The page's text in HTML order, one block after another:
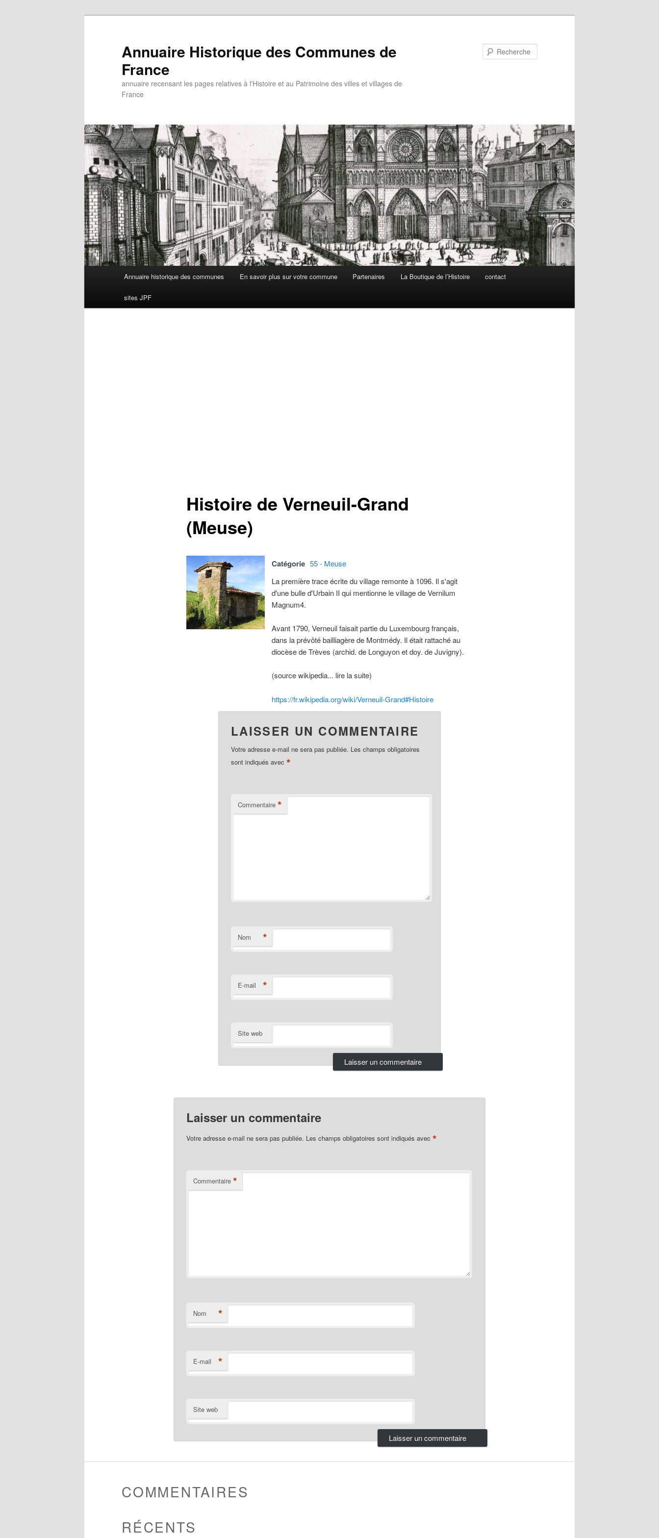
Annuaire Historique des Communes de
France
annuaire recensant les pages relatives à l'Histoire et au Patrimoine des villes et villages de
France
principal
Annuaire historique des communes En savoir plus sur votre commune Partenaires La Boutique de l’Histoire contact
sites JPF
Histoire de Verneuil-Grand
(Meuse)
Catégorie 55 - Meuse
La première trace écrite du village remonte à 1096. Il s'agit
d'une bulle d'Urbain II qui mentionne le village de Vernilum
Magnum4.
Avant 1790, Verneuil faisait partie du Luxembourg français,
dans la prévôté bailliagère de Montmédy. Il était rattaché au
diocèse de Trèves (archid. de Longuyon et doy. de Juvigny).
(source wikipedia... lire la suite)
https://fr.wikipedia.org/wiki/Verneuil-Grand#Histoire
LAISSER UN COMMENTAIRE
Votre adresse e-mail ne sera pas publiée. Les champs obligatoires
sont indiqués avec *
Commentaire *
Nom *
E-mail *
Site web
Laisser un commentaire
Votre adresse e-mail ne sera pas publiée. Les champs obligatoires sont indiqués avec *
Commentaire *
Nom *
E-mail *
Site web
COMMENTAIRES
RÉCENTS